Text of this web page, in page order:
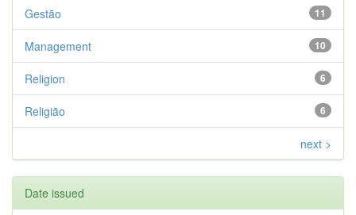
11
Gestão
10
Management
6
Religion
6
Religião
next >
Date issued